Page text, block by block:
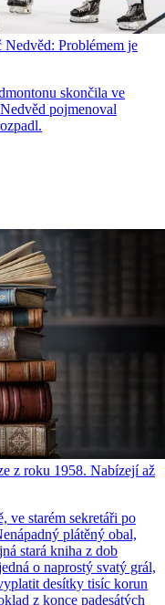
Nedvěd: Problémem je
skončila ve
pojmenoval
z roku 1958. Nabízejí až
ve starém sekretáři po
plátěný obal,
stará kniha z dob
o naprostý svatý grál,
desítky tisíc korun
z konce padesátých